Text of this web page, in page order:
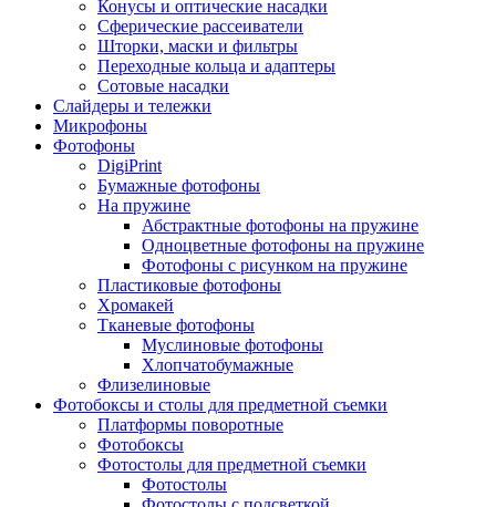
Конусы и оптические насадки
Сферические рассеиватели
Шторки, маски и фильтры
Переходные кольца и адаптеры
Сотовые насадки
Слайдеры и тележки
Микрофоны
Фотофоны
DigiPrint
Бумажные фотофоны
На пружине
Абстрактные фотофоны на пружине
Одноцветные фотофоны на пружине
Фотофоны с рисунком на пружине
Пластиковые фотофоны
Хромакей
Тканевые фотофоны
Муслиновые фотофоны
Хлопчатобумажные
Флизелиновые
Фотобоксы и столы для предметной съемки
Платформы поворотные
Фотобоксы
Фотостолы для предметной съемки
Фотостолы